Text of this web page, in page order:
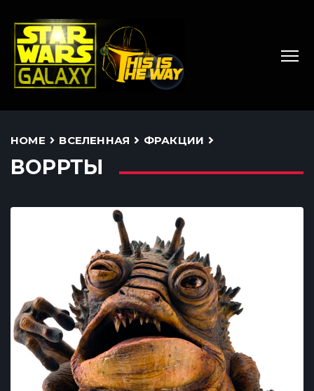
HOME ВСЕЛЕННАЯ ФРАКЦИИ
ВОРРТЫ